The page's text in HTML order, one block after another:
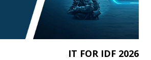
IT FOR IDF 2026